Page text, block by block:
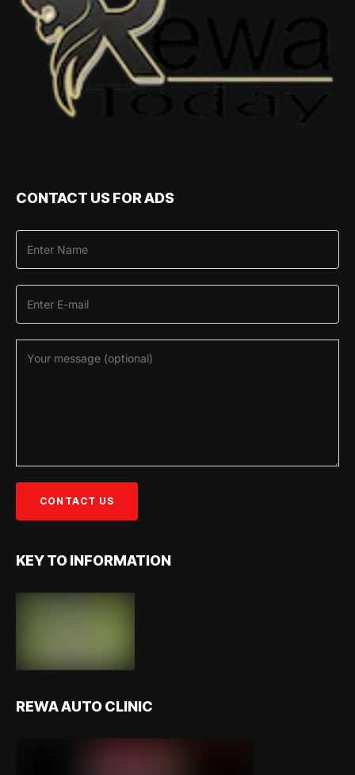
CONTACT US FOR ADS
KEY TO INFORMATION
REWA AUTO CLINIC